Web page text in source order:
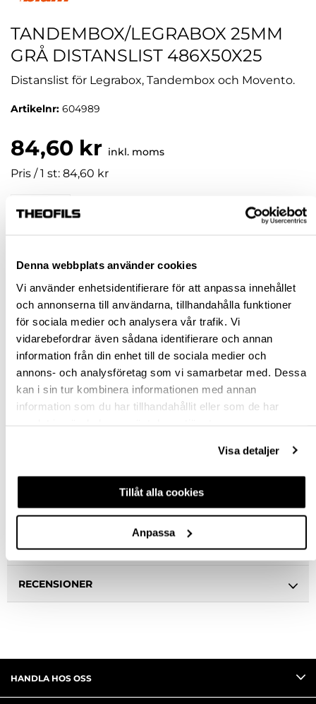
Denna webbplats använder cookies
Vi använder enhetsidentifierare för att anpassa innehållet
och annonserna till användarna, tillhandahålla funktioner
för sociala medier och analysera vår trafik. Vi
vidarebefordrar även sådana identifierare och annan
information från din enhet till de sociala medier och
annons- och analysföretag som vi samarbetar med. Dessa
kan i sin tur kombinera informationen med annan
information som du har tillhandahållit eller som de har
Visa detaljer
Tillåt alla cookies
Anpassa
TANDEMBOX/LEGRABOX 25MM
GRÅ DISTANSLIST 486X50X25
Distanslist för Legrabox, Tandembox och Movento.
Artikelnr: 604989
84,60 kr inkl. moms
Pris / 1 st: 84,60 kr
st
Jönköping huvudlager Finns i lager online
Slut i lager
Malmö butik Slut i lager
Stockholm butik Finns i lager
Snabba leveranser
Hämta i butik
BESKRIVNING
SPECIFIKATION
FRÅGA OM PRODUKT
RECENSIONER
HANDLA HOS OSS